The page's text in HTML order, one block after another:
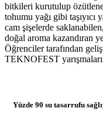
bitkileri kurutulup
tohumu yağı gibi
cam şişelerde
doğal aroma kazandıran
Öğrenciler tarafından
TEKNOFEST
Yüzde 90 su tasarrufu